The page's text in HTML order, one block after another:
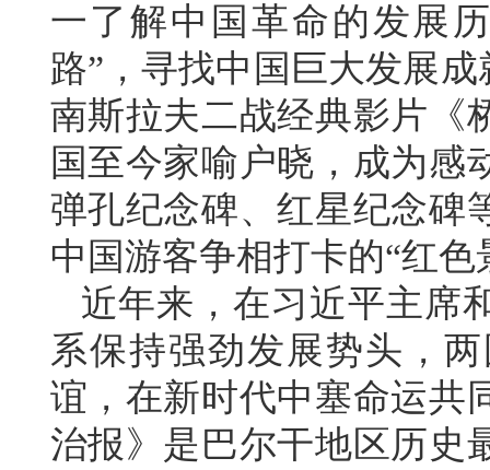
一了解中国革命的发展
路”，寻找中国巨大发展
南斯拉夫二战经典影片《
国至今家喻户晓，成为感
弹孔纪念碑、红星纪念碑
中国游客争相打卡的“红色
近年来，在习近平主席
系保持强劲发展势头，
谊，在新时代中塞命运共
治报》是巴尔干地区历史